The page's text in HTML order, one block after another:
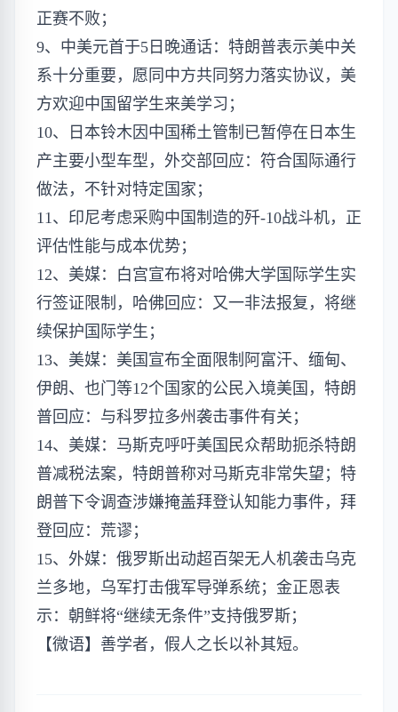
正赛不败；
9、中美元首于5日晚通话：特朗普表示美中关
系十分重要，愿同中方共同努力落实协议，美
方欢迎中国留学生来美学习；
10、日本铃木因中国稀土管制已暂停在日本生
产主要小型车型，外交部回应：符合国际通行
做法，不针对特定国家；
11、印尼考虑采购中国制造的歼-10战斗机，正
评估性能与成本优势；
12、美媒：白宫宣布将对哈佛大学国际学生实
行签证限制，哈佛回应：又一非法报复，将继
续保护国际学生；
13、美媒：美国宣布全面限制阿富汗、缅甸、
伊朗、也门等12个国家的公民入境美国，特朗
普回应：与科罗拉多州袭击事件有关；
14、美媒：马斯克呼吁美国民众帮助扼杀特朗
普减税法案，特朗普称对马斯克非常失望；特
朗普下令调查涉嫌掩盖拜登认知能力事件，拜
登回应：荒谬；
15、外媒：俄罗斯出动超百架无人机袭击乌克
兰多地，乌军打击俄军导弹系统；金正恩表
示：朝鲜将“继续无条件”支持俄罗斯；
【微语】善学者，假人之长以补其短。